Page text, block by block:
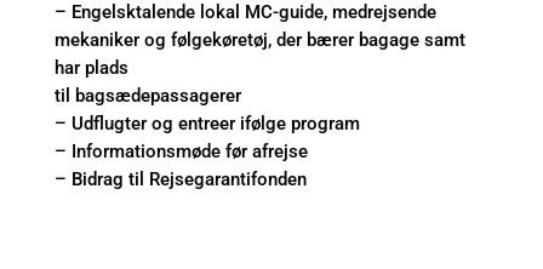
– Engelsktalende lokal MC-guide, medrejsende
mekaniker og følgekøretøj, der bærer bagage samt
har plads
til bagsædepassagerer
– Udflugter og entreer ifølge program
– Informationsmøde før afrejse
– Bidrag til Rejsegarantifonden